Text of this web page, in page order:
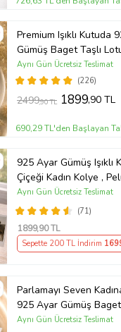
Premium Işıklı Kutuda
Gümüş Baget Taşlı
Kolye
(226)
Aynı Gün Ücretsiz Teslimat
2499,90 TL 1899,90 TL
690,29 TL'den Başlayan
925 Ayar Gümüş Işıklı
Çiçeği Kadın Kolye ,
Anahtarlık Marteniçka
Polaroid Fotoğraf Hediye
(71)
Aynı Gün Ücretsiz Teslimat
1899,90 TL
Sepette 200 TL İndirim
Parlamayı Seven
925 Ayar Gümüş
Kişiye Özel Fotoğraf
Aynı Gün Ücretsiz Teslimat